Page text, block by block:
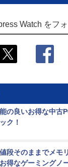
Watch をフ
の良いお得な中古
ク！
段そのままでメモ
お得なゲーミングノ